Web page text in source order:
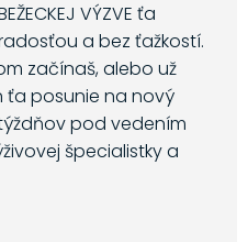
VÝZVE ťa
a bez ťažkostí.
začínaš, alebo už
ťa posunie na nový
pod vedením
špecialistky a